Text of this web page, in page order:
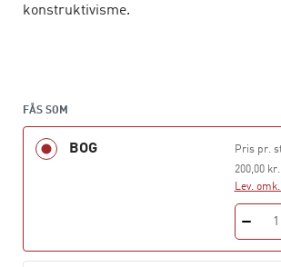
konstruktivisme.
konklusioner der vil være mulige og
det pågældende perspektiv. Den
er, at videnskabsteori ikke kun handler
man i almindelighed tænker om viden
Liv Egholm er lektor på Department of
FÅS SOM
BOG Pris pr.
200,00
Lev.
1